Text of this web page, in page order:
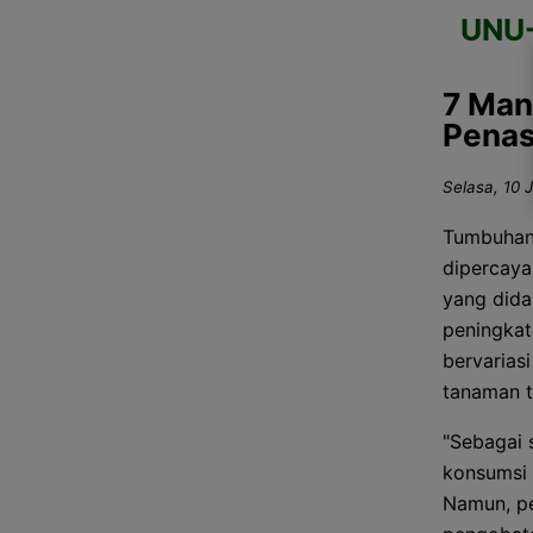
7
Selasa, 10
yang
tanaman
"Sebagai
Namun,